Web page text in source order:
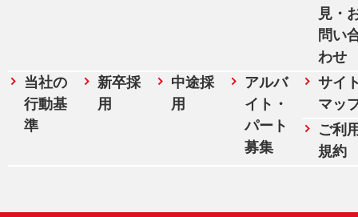
見・
問い
わせ
当社の
行動基
準
新卒採
用
中途採
用
アルバ
イト・
パート
募集
サイ
マッ
ご利
規約